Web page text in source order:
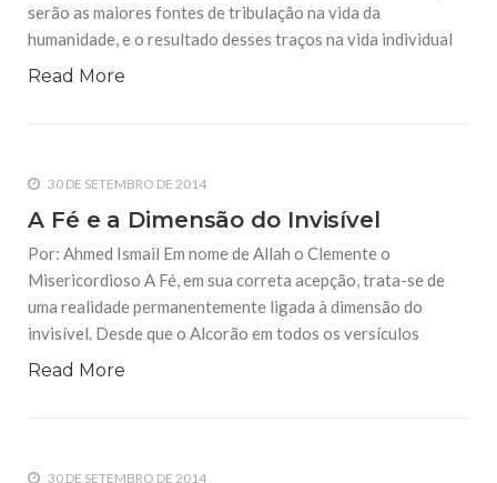
serão as maiores fontes de tribulação na vida da
humanidade, e o resultado desses traços na vida individual
Read More
30 DE SETEMBRO DE 2014
A Fé e a Dimensão do Invisível
Por: Ahmed Ismail Em nome de Allah o Clemente o
Misericordioso A Fé, em sua correta acepção, trata-se de
uma realidade permanentemente ligada à dimensão do
invisível. Desde que o Alcorão em todos os versículos
Read More
30 DE SETEMBRO DE 2014